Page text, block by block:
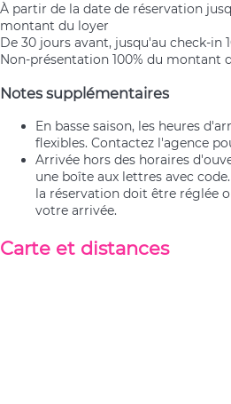
À partir de la date de réservation
montant du loyer
De 30 jours avant, jusqu'au check-in
Non-présentation 100% du montant
Notes supplémentaires
En basse saison, les heures
flexibles. Contactez l'agence
Arrivée hors des horaires
une boîte aux lettres avec
la réservation doit être réglée
votre arrivée.
Carte et distances